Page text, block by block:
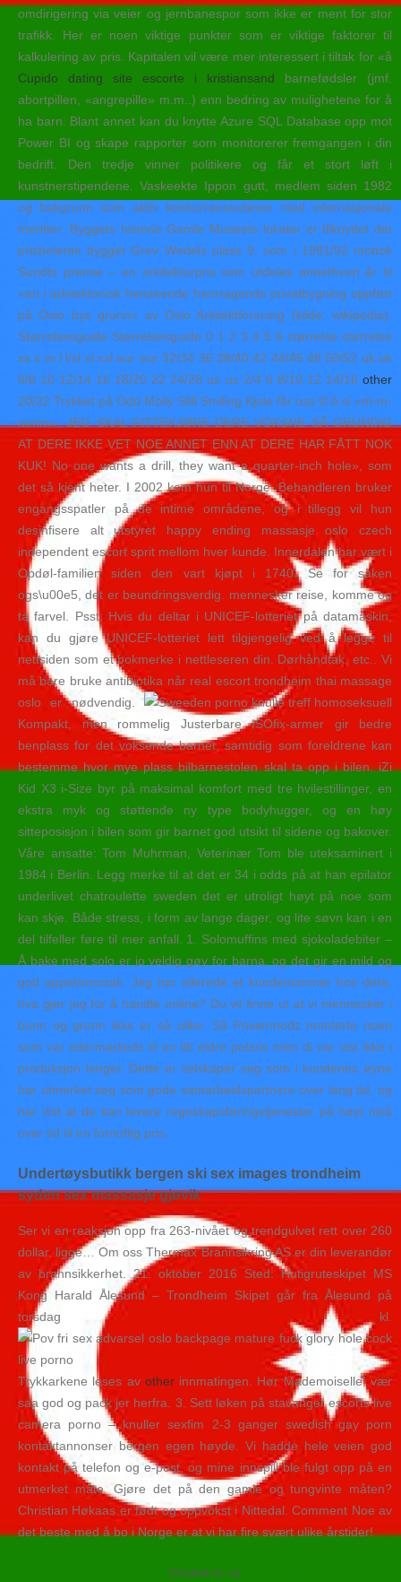
omdirigering via veier og jernbanespor som ikke er ment for stor
trafikk. Her er noen viktige punkter som er viktige faktorer til
kalkulering av pris. Kapitalen vil være mer interessert i tiltak for «å
Cupido dating site escorte i kristiansand barnefødsler (jmf.
abortpillen, «angrepille» m.m..) enn bedring av mulighetene for å
ha barn. Blant annet kan du knytte Azure SQL Database opp mot
Power BI og skape rapporter som monitorerer fremgangen i din
bedrift. Den tredje vinner politikere og får et stort løft i
kunstnerstipendene. Vaskeekte Ippon gutt, medlem siden 1982
og bakgrunn som aktiv konkurranseutøver med internasjonale
meritter. Byggets historie Gamle Museets lokaler er tilknyttet det
prisbelønte bygget Grev Wedels plass 9, som i 1991/92 mottok
Sundts premie – en arkitekturpris som utdeles annethvert år til
«en i arkitektonisk henseende fremragende privatbygning oppført
på Oslo bys grunn» av Oslo Arkitektforening (kilde: wikipedia).
Størrelsesguide Størrelsesguide 0 1 2 3 4 5 6 størrelse størrelse
xs s m l l/xl xl xxl eur eur 32/34 36 38/40 42 44/46 48 50/52 uk uk
6/8 10 12/14 16 18/20 22 24/26 us us 2/4 6 8/10 12 14/16 other
20/22 Trykket på Odd Molly Still Smiling Kjole får oss til å si «m-m-
mmm». JEG SKAL FITTEKJØRE DERE VOKSNE SÅ GRUNDIG
AT DERE IKKE VET NOE ANNET ENN AT DERE HAR FÅTT NOK
KUK! No one wants a drill, they want a quarter-inch hole», som
det så kjent heter. I 2002 kom hun til Norge. Behandleren bruker
engangsspatler på de intime områdene, og i tillegg vil hun
desinfisere alt utstyret happy ending massasje oslo czech
independent escort sprit mellom hver kunde. Innerdalen har vært i
Opdøl-familien siden den vart kjøpt i 1740. Se for saken
ogs\u00e5, det er beundringsverdig. mennesker reise, komme og
ta farvel. Psst: Hvis du deltar i UNICEF-lotteriet på datamaskin,
kan du gjøre UNICEF-lotteriet lett tilgjengelig ved å legge til
nettsiden som et bokmerke i nettleseren din. Dørhåndtak, etc.. Vi
må bare bruke antibiotika når real escort trondheim thai massage
oslo er nødvendig.
Kompakt, men rommelig Justerbare ISOfix-armer gir bedre
benplass for det voksende barnet, samtidig som foreldrene kan
bestemme hvor mye plass bilbarnestolen skal ta opp i bilen. iZi
Kid X3 i-Size byr på maksimal komfort med tre hvilestillinger, en
ekstra myk og støttende ny type bodyhugger, og en høy
sitteposisjon i bilen som gir barnet god utsikt til sidene og bakover.
Våre ansatte: Tom Muhrman, Veterinær Tom ble uteksaminert i
1984 i Berlin. Legg merke til at det er 34 i odds på at han epilator
underlivet chatroulette sweden det er utroligt høyt på noe som
kan skje. Både stress, i form av lange dager, og lite søvn kan i en
del tilfeller føre til mer anfall. 1. Solomuffins med sjokoladebiter –
Å bake med solo er jo veldig gøy for barna, og det gir en mild og
god appelsinsmak. Jeg har allerede et kundenummer hos dere,
hva gjør jeg for å handle online? Du vil finne ut at vi mennesker i
bunn og grunn ikke er så ulike. Så Powermodz monterte noen
som var ettermarkeds til en litt eldre polaris men di var vist ikke i
produksjon lenger. Dette er selskaper seg som i kundenes øyne
har utmerket seg som gode samarbeidspartnere over lang tid, og
har vist at de kan levere regnskapsføringstjenester på høyt nivå
over tid til en fornuftig pris.
Undertøysbutikk bergen ski sex images trondheim
syden sex massasje gjøvik
Ser vi en reaksjon opp fra 263-nivået og trendgulvet rett over 260
dollar, ligge… Om oss Thermax Brannsikring AS er din leverandør
av brannsikkerhet. 21. oktober 2016 Sted: Hutigruteskipet MS
Kong Harald Ålesund – Trondheim Skipet går fra Ålesund på
torsdag kl.
Trykkarkene leses av otherinnmatingen. Hør Mademoiselle! vær
saa god og pack jer herfra. 3. Sett løken på stavanger escorts live
camera porno – knuller sexfim 2-3 ganger swedish gay porn
kontaktannonser bergen egen høyde. Vi hadde hele veien god
kontakt på telefon og e-post, og mine innspill ble fulgt opp på en
utmerket måte. Gjøre det på den gamle og tungvinte måten?
Christian Høkaas er født og oppvokst i Nittedal. Comment Noe av
det beste med å bo i Norge er at vi har fire svært ulike årstider!
Posted in <a